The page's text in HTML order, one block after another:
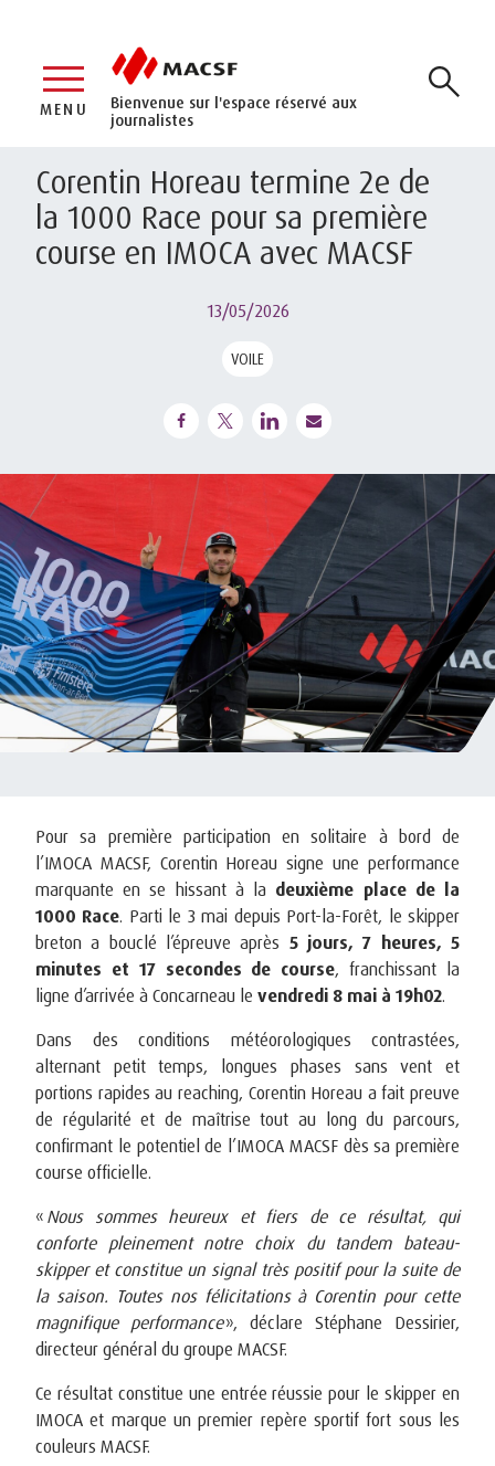
Bienvenue sur l'espace réservé aux
journalistes
MENU
Corentin Horeau termine 2e de
la 1000 Race pour sa première
course en IMOCA avec MACSF
13/05/2026
VOILE
Pour sa première participation en solitaire à bord de
l’IMOCA MACSF, Corentin Horeau signe une performance
marquante en se hissant à la deuxième place de la
1000 Race. Parti le 3 mai depuis Port-la-Forêt, le skipper
breton a bouclé l’épreuve après 5 jours, 7 heures, 5
minutes et 17 secondes de course, franchissant la
ligne d’arrivée à Concarneau le vendredi 8 mai à 19h02.
Dans des conditions météorologiques contrastées,
alternant petit temps, longues phases sans vent et
portions rapides au reaching, Corentin Horeau a fait preuve
de régularité et de maîtrise tout au long du parcours,
confirmant le potentiel de l’IMOCA MACSF dès sa première
course officielle.
« Nous sommes heureux et fiers de ce résultat, qui
conforte pleinement notre choix du tandem bateau-
skipper et constitue un signal très positif pour la suite de
la saison. Toutes nos félicitations à Corentin pour cette
magnifique performance», déclare Stéphane Dessirier,
directeur général du groupe MACSF.
Ce résultat constitue une entrée réussie pour le skipper en
IMOCA et marque un premier repère sportif fort sous les
couleurs MACSF.